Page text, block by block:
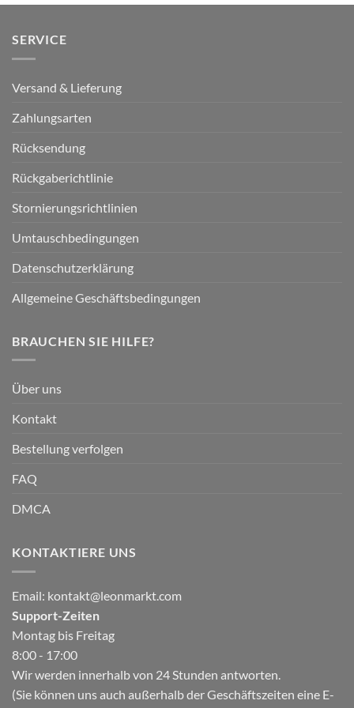
SERVICE
Versand & Lieferung
Zahlungsarten
Rücksendung
Rückgaberichtlinie
Stornierungsrichtlinien
Umtauschbedingungen
Datenschutzerklärung
Allgemeine Geschäftsbedingungen
BRAUCHEN SIE HILFE?
Über uns
Kontakt
Bestellung verfolgen
FAQ
DMCA
KONTAKTIERE UNS
Email: kontakt@leonmarkt.com
Support-Zeiten
Montag bis Freitag
8:00 - 17:00
Wir werden innerhalb von 24 Stunden antworten.
(Sie können uns auch außerhalb der Geschäftszeiten eine E-